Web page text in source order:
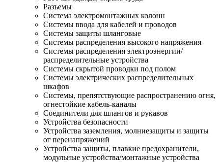
Разъемы
Система электромонтажных колонн
Системы ввода для кабелей и проводов
Системы защиты шланговые
Системы распределения высокого напряжения
Системы распределения электроэнергии/
распределительные устройства
Системы скрытой проводки под полом
Системы электрических распределительных
шкафов
Системы, препятствующие распространению огня,
огнестойкие кабель-каналы
Соединители для шлангов и рукавов
Устройства безопасности
Устройства заземления, молниезащиты и защиты
от перенапряжений
Устройства защиты, плавкие предохранители,
модульные устройства/монтажные устройства